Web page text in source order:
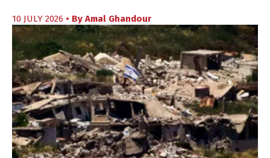
10 JULY 2026 • By Amal Ghandour